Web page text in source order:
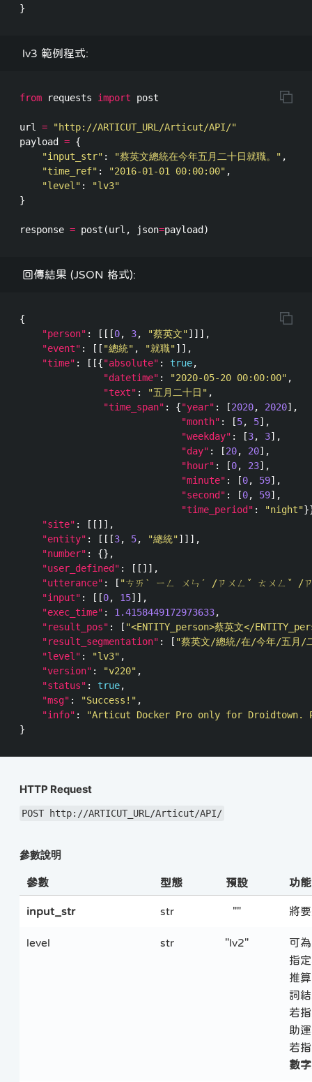
}
lv3 範例程式:
from requests import post
url =
"http://ARTICUT_URL/Articut/API/"
payload
= {
"input_str" : "蔡英文總統在今年五月二十日就職。" ,
"time_ref" : "2016-01-01 00:00:00" ,
"level" :
"lv3"
}
response = post (url , json=payload )
回傳結果 (JSON 格式):
{
"person" : [[[0, 3, "蔡英文"]]],
"event" : [[ "總統" , "就職"]],
"time" : [[{"absolute" : true,
"datetime" : "2020-05-20 00:00:00" ,
"text" : "五月二十日" ,
"time_span" : {"year" : [2020, 2020],
"month" : [5, 5],
"weekday" : [3, 3],
"day" : [20, 20],
"hour" : [0, 23],
"minute" : [0, 59],
"second" : [0, 59],
"time_period" : "night"
"site" :
[[]],
"entity" : [[[3, 5, "總統"]]],
"number" :
{},
"user_defined" :
[[]],
"utterance" : [ "ㄘㄞˋ ㄧㄥ ㄨㄣˊ /ㄗㄨㄥˇ ㄊㄨㄥˇ
"input" : [[0, 15]],
"exec_time" : 1.4158449172973633,
"result_pos" : [ "<ENTITY_person>蔡英文</
"result_segmentation" : [ "蔡英文/總統/在/今年/五月/
"level" : "lv3" ,
"version" : "v220" ,
"status" : true,
"msg" : "Success!" ,
"info" :
"Articut Docker Pro only for Droidtown.
}
HTTP Request
POST http://ARTICUT_URL/Articut/API/
參數說明
參數 型態 預設 功能
input_str str "" 將
level str "lv2"
可
指
推
詞
若
助
若
數